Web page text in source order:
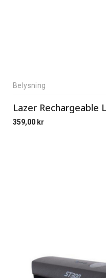
Belysning
Lazer Rechargeable
359,00 kr